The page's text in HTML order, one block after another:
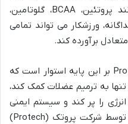
مصرف چندین مکمل مختلف (مانند پروتئین، BCAA، گلوتامین،
ورزشکار می تواند تمامی
برآورده کند.
فلسفه اصلی Protech WOD Recovery بر این پایه استوار است که
به ترمیم عضلات کمک کند،
را پر کند و سیستم ایمنی
بدن را تقویت نماید. این محصول توسط شرکت پروتک (Protech)